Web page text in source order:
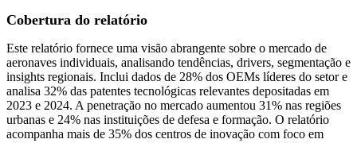
Cobertura do relatório
Este relatório fornece uma visão abrangente sobre o mercado de
aeronaves individuais, analisando tendências, drivers, segmentação e
insights regionais. Inclui dados de 28% dos OEMs líderes do setor e
analisa 32% das patentes tecnológicas relevantes depositadas em
2023 e 2024. A penetração no mercado aumentou 31% nas regiões
urbanas e 24% nas instituições de defesa e formação. O relatório
acompanha mais de 35% dos centros de inovação com foco em